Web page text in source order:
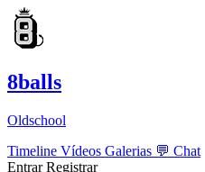
8balls
Oldschool
Timeline Vídeos Galerias 💬 Chat
Entrar Registrar